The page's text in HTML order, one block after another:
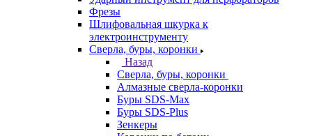
Фрезы
Шлифовальная шкурка к
электроинструменту
Сверла, буры, коронки
Назад
Сверла, буры, коронки
Алмазные сверла-коронки
Буры SDS-Max
Буры SDS-Plus
Зенкеры